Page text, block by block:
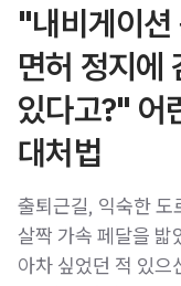
"내비게이
면허 정지에
있다고?" 어
대처법
출퇴근길, 익숙한 도
살짝 가속 페달을 밟
아차 싶었던 적 있으